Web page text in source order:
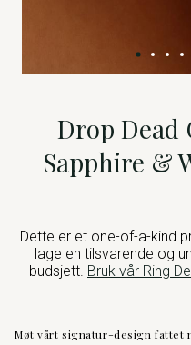
Drop Dead
Sapphire &
Dette er et one-of-a-kind
lage en tilsvarende og
budsjett. Bruk vår Ring
Møt vårt signatur-design fattet